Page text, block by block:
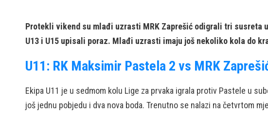
Protekli vikend su mlađi uzrasti MRK Zaprešić odigrali tri susreta
U13 i U15 upisali poraz. Mlađi uzrasti imaju još nekoliko kola do
U11: RK Maksimir Pastela 2 vs MRK
Ekipa U11 je u sedmom kolu Lige za prvaka igrala protiv Pastele u
još jednu pobjedu i dva nova boda. Trenutno se nalazi na četvrtom